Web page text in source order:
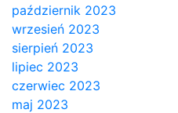
październik 2023
wrzesień 2023
sierpień 2023
lipiec 2023
czerwiec 2023
maj 2023